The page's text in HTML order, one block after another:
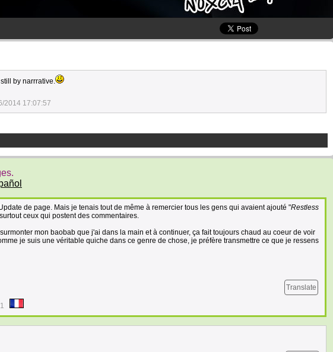
by narrrative.
2014 17:07:57
de page. Mais je tenais tout de même à remercier tous les gens qui avaient ajouté "Restless
ceux qui postent des commentaires.
mon baobab que j'ai dans la main et à continuer, ça fait toujours chaud au coeur de voir
je suis une véritable quiche dans ce genre de chose, je préfère transmettre ce que je ressens
Translate